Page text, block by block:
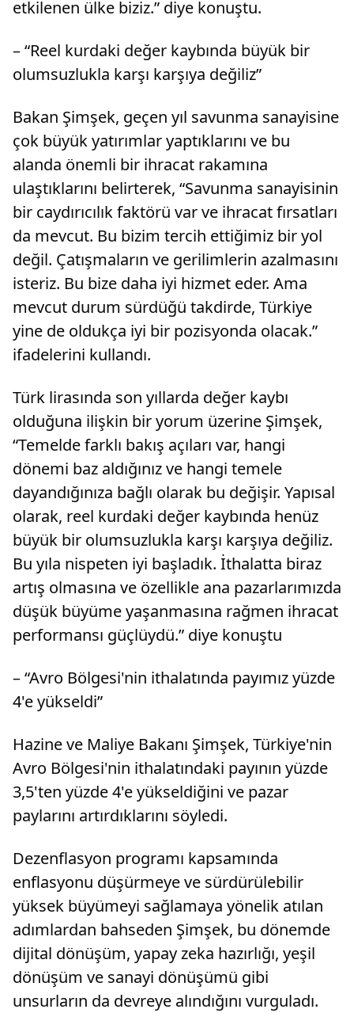
etkilenen ülke biziz.” diye konuştu.
– “Reel kurdaki değer kaybında büyük bir
olumsuzlukla karşı karşıya değiliz”
Bakan Şimşek, geçen yıl savunma sanayisine
çok büyük yatırımlar yaptıklarını ve bu
alanda önemli bir ihracat rakamına
ulaştıklarını belirterek, “Savunma sanayisinin
bir caydırıcılık faktörü var ve ihracat fırsatları
da mevcut. Bu bizim tercih ettiğimiz bir yol
değil. Çatışmaların ve gerilimlerin azalmasını
isteriz. Bu bize daha iyi hizmet eder. Ama
mevcut durum sürdüğü takdirde, Türkiye
yine de oldukça iyi bir pozisyonda olacak.”
ifadelerini kullandı.
Türk lirasında son yıllarda değer kaybı
olduğuna ilişkin bir yorum üzerine Şimşek,
“Temelde farklı bakış açıları var, hangi
dönemi baz aldığınız ve hangi temele
dayandığınıza bağlı olarak bu değişir. Yapısal
olarak, reel kurdaki değer kaybında henüz
büyük bir olumsuzlukla karşı karşıya değiliz.
Bu yıla nispeten iyi başladık. İthalatta biraz
artış olmasına ve özellikle ana pazarlarımızda
düşük büyüme yaşanmasına rağmen ihracat
performansı güçlüydü.” diye konuştu
– “Avro Bölgesi'nin ithalatında payımız yüzde
4'e yükseldi”
Hazine ve Maliye Bakanı Şimşek, Türkiye'nin
Avro Bölgesi'nin ithalatındaki payının yüzde
3,5'ten yüzde 4'e yükseldiğini ve pazar
paylarını artırdıklarını söyledi.
Dezenflasyon programı kapsamında
enflasyonu düşürmeye ve sürdürülebilir
yüksek büyümeyi sağlamaya yönelik atılan
adımlardan bahseden Şimşek, bu dönemde
dijital dönüşüm, yapay zeka hazırlığı, yeşil
dönüşüm ve sanayi dönüşümü gibi
unsurların da devreye alındığını vurguladı.